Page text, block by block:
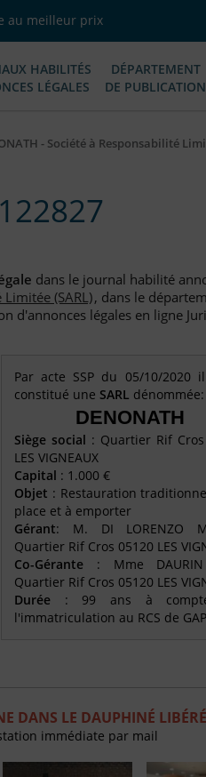
au meilleur prix
HABILITÉS
LÉGALES
DÉPARTEMENT
DE PUBLICATION
- Société à Responsabilité
dans le journal habilité
(SARL), dans le
d'annonces légales en ligne
Par acte SSP du 05/10/2020
constitué une SARL dénommée:
DENONATH
Siège social : Quartier Rif Cros
LES VIGNEAUX
Capital : 1.000 €
Objet : Restauration
place et à emporter
Gérant: M. DI LORENZO
Quartier Rif Cros 05120 LES
Co-Gérante : Mme
Quartier Rif Cros 05120 LES
Durée : 99 ans à
l'immatriculation au RCS de GAP
DANS LE DAUPHINÉ LIBÉRÉ
immédiate par mail